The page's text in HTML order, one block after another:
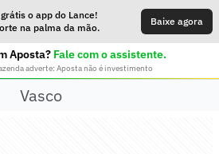
o app do Lance!
na palma da mão.
Baixe agora
Aposta? Fale com o assistente.
adverte: Aposta não é investimento
Vasco